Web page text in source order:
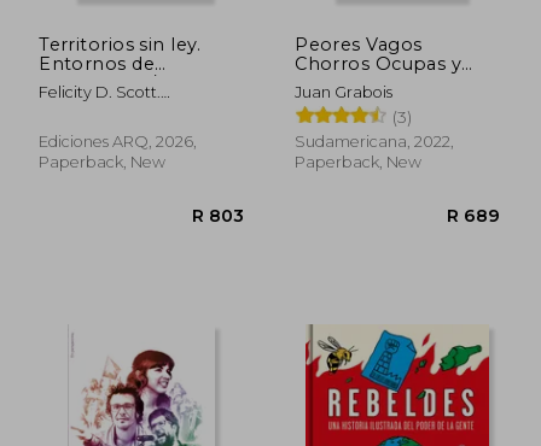
Territorios sin ley.
Entornos de
inseguridad /
Arquitecturas de
Spanish)
Felicity D. Scott.
Puente
Ediciones ARQ, 2026,
Paperback, New
Peores Vagos
Chorros Ocupas y
Violentos Alegatos
del Humanismo
Cascoteado (in
Spanish)
Juan Grabois
(3)
Sudamericana, 2022,
Paperback, New